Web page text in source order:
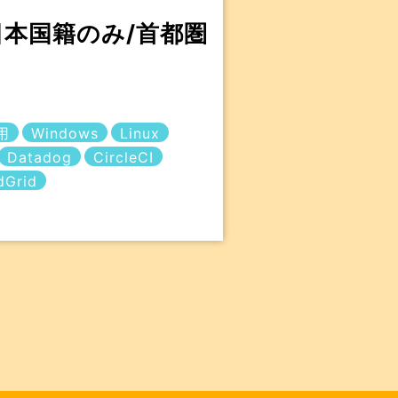
国籍のみ/首都圏
Windows
Linux
Datadog
CircleCI